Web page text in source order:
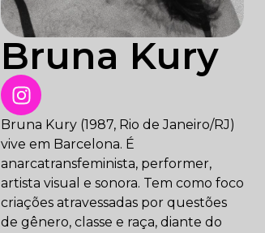
Bruna Kury
Bruna Kury (1987, Rio de Janeiro/RJ)
vive em Barcelona. É
anarcatransfeminista, performer,
artista visual e sonora. Tem como foco
criações atravessadas por questões
de gênero, classe e raça, diante do